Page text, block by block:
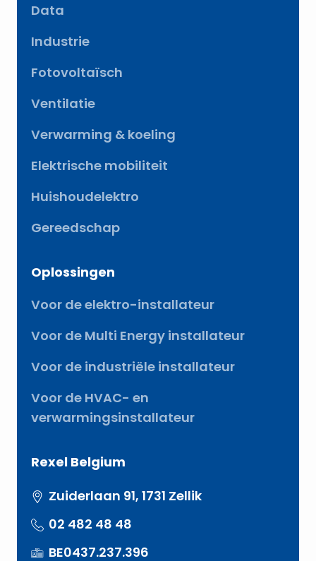
Data
Industrie
Fotovoltaïsch
Ventilatie
Verwarming & koeling
Elektrische mobiliteit
Huishoudelektro
Gereedschap
Oplossingen
Voor de elektro-installateur
Voor de Multi Energy installateur
Voor de industriële installateur
Voor de HVAC- en
verwarmingsinstallateur
Rexel Belgium
Zuiderlaan 91, 1731 Zellik
02 482 48 48
BE0437.237.396